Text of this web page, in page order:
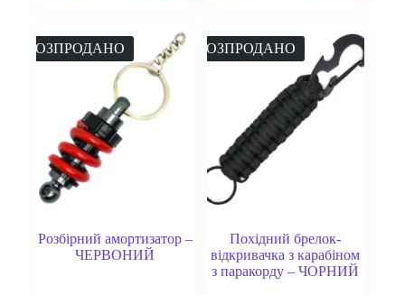
РОЗПРОДАНО
Розбірний амортизатор –
ЧЕРВОНИЙ
РОЗПРОДАНО
Похідний брелок-
відкривачка з карабіном
з паракорду – ЧОРНИЙ